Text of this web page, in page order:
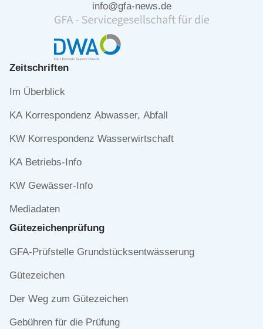
info@gfa-news.de
Zeitschriften
Navigation
Im Überblick
KA Korrespondenz Abwasser, Abfall
KW Korrespondenz Wasserwirtschaft
KA Betriebs-Info
KW Gewässer-Info
Mediadaten
Gütezeichen­prüfung
Navigation
GFA-Prüfstelle Grundstücksentwässerung
Gütezeichen
Der Weg zum Gütezeichen
Gebühren für die Prüfung